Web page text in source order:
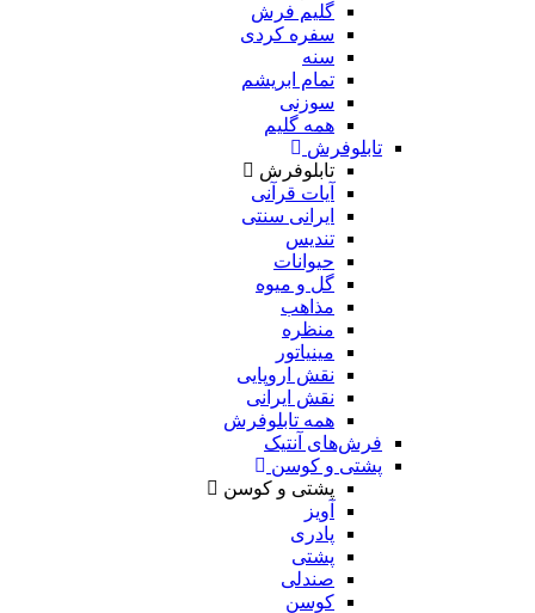
گلیم فرش
سفره کردی
سنه
تمام ابریشم
سوزنی
همه گلیم
تابلوفرش
تابلوفرش
آیات قرآنی
ایرانی سنتی
تندیس
حیوانات
گل و میوه
مذاهب
منظره
مینیاتور
نقش اروپایی
نقش ایرانی
همه تابلوفرش
فرش‌های آنتیک
پشتی و کوسن
پشتی و کوسن
آویز
پادری
پشتی
صندلی
کوسن